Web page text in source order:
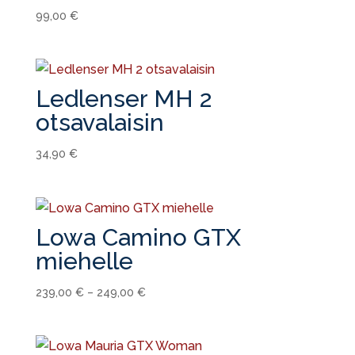
99,00 €
Ledlenser MH 2
otsavalaisin
34,90 €
Lowa Camino GTX
miehelle
239,00 € – 249,00 €